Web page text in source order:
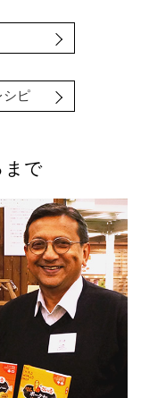
シピ
まで